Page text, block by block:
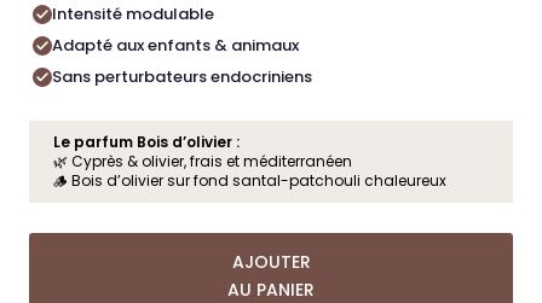
Intensité modulable
Adapté aux enfants & animaux
Sans perturbateurs endocriniens
Le parfum Bois d’olivier :
🌿 Cyprès & olivier, frais et méditerranéen
🪵 Bois d’olivier sur fond santal-patchouli chaleureux
AJOUTER
AU PANIER